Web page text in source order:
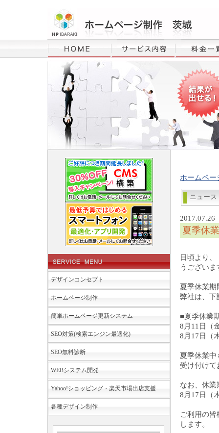
デザインコンセプト
ホームページ制作
簡単ホームページ更新システム
SEO対策(検索エンジン最適化)
SEO無料診断
WEBシステム開発
Yahoo!ショッピング・楽天市場出店支援
各種デザイン制作
ホームペー
ニュー
2017.07.26
夏季休
日頃より
うございま
夏季休業期
弊社は、下
■夏季休業
8月11日（
8月17日（
夏季休業中
受け付けて
なお、休業
8月17日（
ご利用の
します。